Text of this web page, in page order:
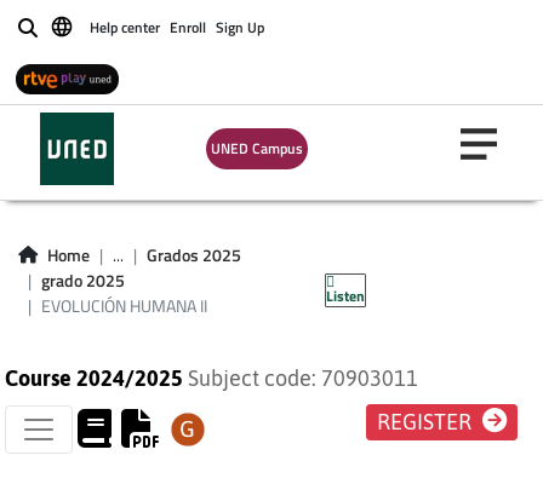
BuscarHelp center Enroll Sign Up
UNED Campus
Home ...
Grados 2025
grado 2025
EVOLUCIÓN HUMANA II
Listen
EVOLUCIÓN
HUMANA II
Course 2024/2025 Subject code: 70903011
REGISTER